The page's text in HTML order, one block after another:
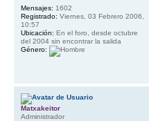
Mensajes: 1602
Registrado: Viernes, 03 Febrero 2006,
10:57
Ubicación: En el foro, desde octubre
del 2004 sin encontrar la salida
Género:
Matxakeitor
Administrador